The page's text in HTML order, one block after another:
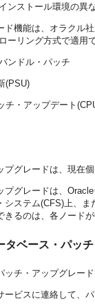
ンストール環境の
ド機能は、オラクル
ーリング方式で適用
ンドル・パッチ
(PSU)
チ・アップデート
プグレードは、現在
プグレードは、
システム(CFS)上、
きるのは、各ノード
タベース・パッ
ッチ・アップグレー
ービスに連絡して、